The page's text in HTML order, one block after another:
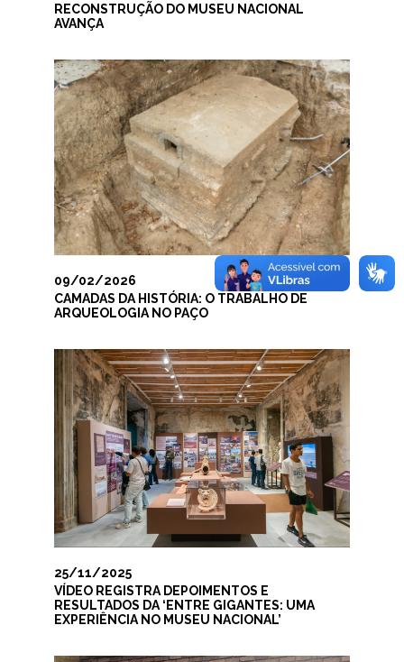
RECONSTRUÇÃO DO MUSEU NACIONAL
AVANÇA
09/02/2026
CAMADAS DA HISTÓRIA: O TRABALHO DE
ARQUEOLOGIA NO PAÇO
25/11/2025
VÍDEO REGISTRA DEPOIMENTOS E
RESULTADOS DA ‘ENTRE GIGANTES: UMA
EXPERIÊNCIA NO MUSEU NACIONAL’